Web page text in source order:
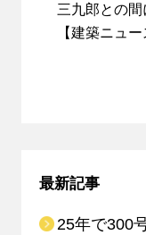
三九郎との
【建築ニュ
最新記事
25年で300